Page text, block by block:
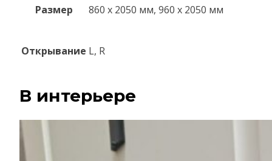
Размер 860 х 2050 мм, 960 x 2050 мм
Открывание L, R
В интерьере